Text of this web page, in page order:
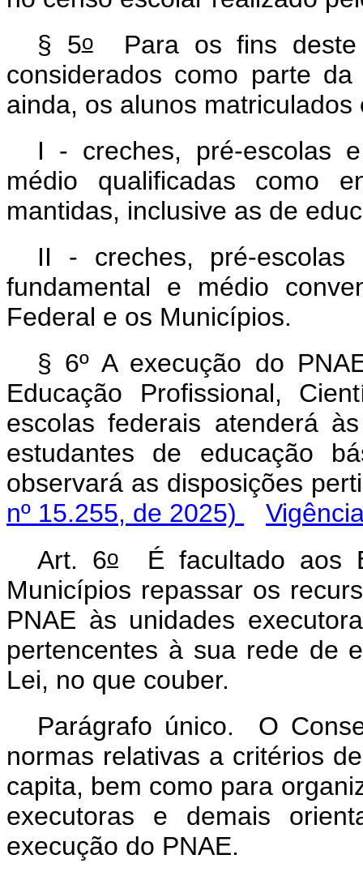
§ 5oPara os fins deste
considerados como parte
ainda, os alunos
I - creches, pré-escolas
médio qualificadas como
mantidas, inclusive as de
II - creches, pré-escolas
fundamental e médio
Federal e os Municípios.
§ 6º A execução do
Educação Profissional,
escolas federais atenderá
estudantes de educação
observará as disposições
nº 15.255, de 2025)
Art. 6oÉ facultado aos
Municípios repassar os
PNAE às unidades
pertencentes à sua rede de
Lei, no que couber.
Parágrafo único. O
normas relativas a critérios
capita, bem como para
executoras e demais
execução do PNAE.